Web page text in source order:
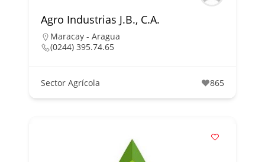
Agro Industrias J.B., C.A.
Maracay - Aragua
(0244) 395.74.65
Sector Agrícola 865